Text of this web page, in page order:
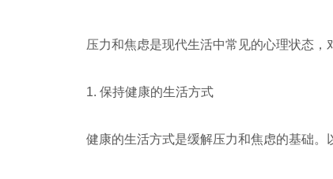
压力和焦虑是现代生活中常见的心理状态
1. 保持健康的生活方式
健康的生活方式是缓解压力和焦虑的基础。